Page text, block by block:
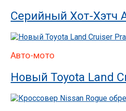
Серийный Хот-Хэтч
Авто-мото
Новый Toyota Land